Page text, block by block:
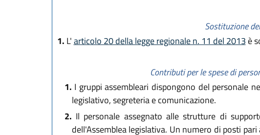
Sostituzione
1. L'articolo 20 della legge regionale n. 11 del 2013 è
Contributi per le spese di
1. I gruppi assembleari dispongono del personale
legislativo, segreteria e comunicazione.
2. Il personale assegnato alle strutture di
dell'Assemblea legislativa. Un numero di posti